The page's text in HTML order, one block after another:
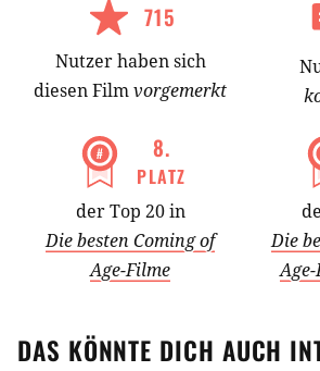
715
Nutzerhabensich
diesen Filmvorgemerkt
8.
PLATZ
der Top 20 in
Die besten Coming of
Age-Filme
Die
DAS KÖNNTE DICH AUCH